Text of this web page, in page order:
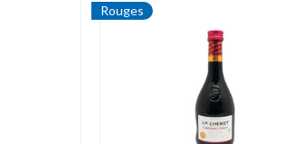
Rouges